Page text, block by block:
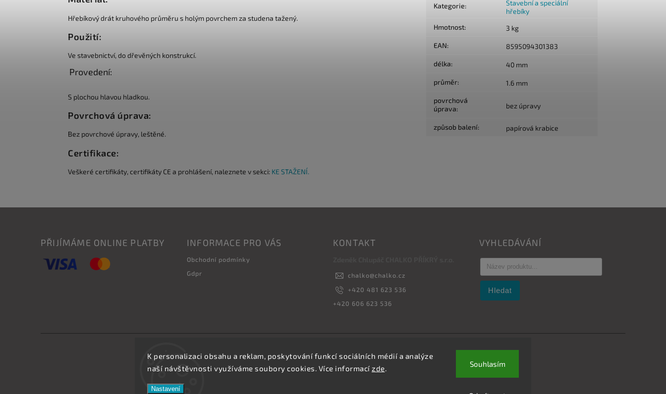
K personalizaci obsahu a reklam, poskytování funkcí sociálních médií a analýze
naší návštěvnosti využíváme soubory cookies. Více informací zde.
Nastavení
Souhlasím
Hřebíkový drát kruhového průměru s holým povrchem za studena tažený.
Použití:
Ve stavebnictví, do dřevěných konstrukcí.
Provedení:
S plochou hlavou hladkou.
Povrchová úprava:
Bez povrchové úpravy, leštěné.
Certifikace:
Veškeré certifikáty, certifikáty CE a prohlášení, naleznete v sekci: KE STAŽENÍ.
Kategorie:
Stavební a speciální
hřebíky
Hmotnost: 3 kg
EAN: 8595094301383
délka: 40 mm
průměr: 1.6 mm
povrchová
úprava: bez úpravy
způsob balení: papírová krabice
PŘIJÍMÁME ONLINE PLATBY INFORMACE PRO VÁS
Obchodní podmínky
Gdpr
KONTAKT
chalko@chalko.cz
+420 481 623 536
+420 606 623 536
VYHLEDÁVÁNÍ
Hledat
Copyright 2026Vyrábíme hřebíky . Všechna práva vyhrazena.
Upravit nastavení cookies